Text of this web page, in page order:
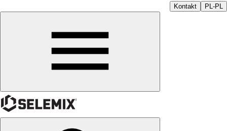
Kontakt PL-PL